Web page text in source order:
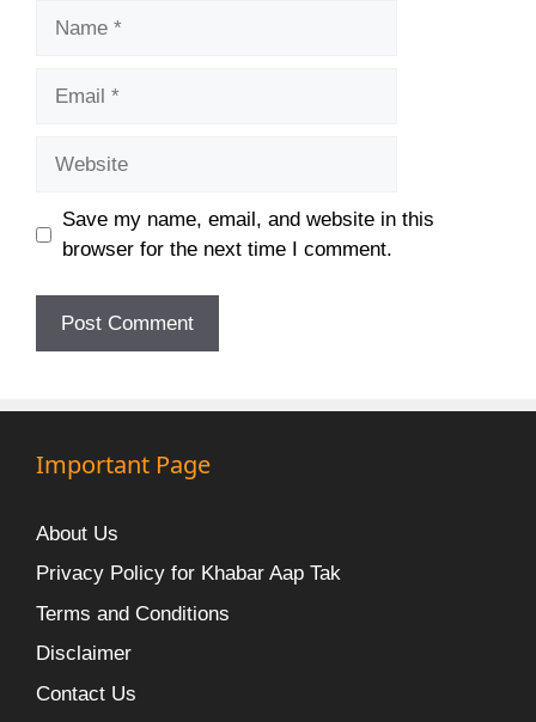
Save my name, email, and website in this
browser for the next time I comment.
Important Page
About Us
Privacy Policy for Khabar Aap Tak
Terms and Conditions
Disclaimer
Contact Us